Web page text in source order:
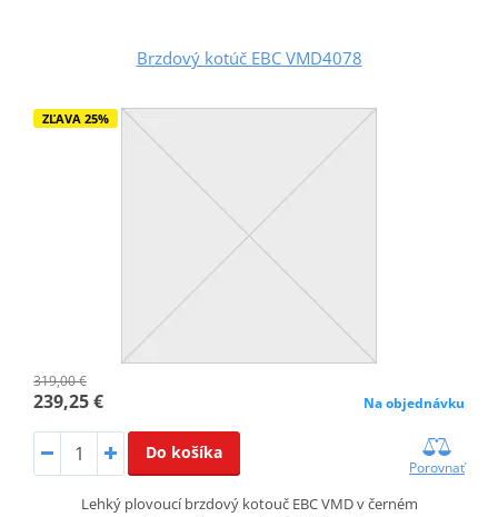
Brzdový kotúč EBC VMD4078
ZĽAVA 25%
319,00 €
239,25 € Na objednávku
Do košíka
Porovnať
Lehký plovoucí brzdový kotouč EBC VMD v černém